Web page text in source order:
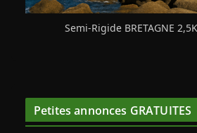
Semi-Rigide BRETAGNE 2,5K
Petites annonces GRATUITES